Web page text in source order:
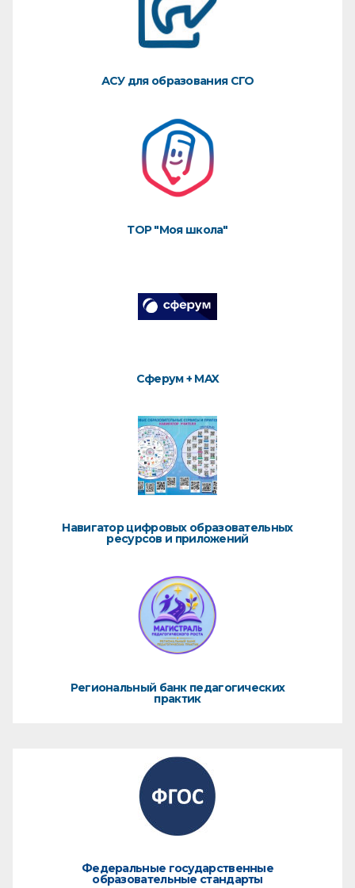
АСУ для образования СГО
ТОР "Моя школа"
Сферум + MAX
Навигатор цифровых образовательных
ресурсов и приложений
Региональный банк педагогических
практик
Федеральные государственные
образовательные стандарты